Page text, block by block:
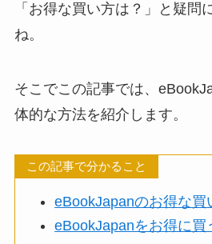
「お得な買い方は？」と疑問
ね。
そこでこの記事では、
体的な方法を紹介します。
この記事で分かること
eBookJapanのお得な買
eBookJapanをお得に買